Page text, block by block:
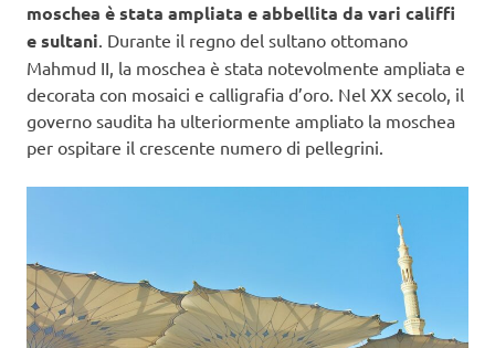
moschea è stata ampliata e abbellita da vari califfi
e sultani. Durante il regno del sultano ottomano
Mahmud II, la moschea è stata notevolmente ampliata e
decorata con mosaici e calligrafia d’oro. Nel XX secolo, il
governo saudita ha ulteriormente ampliato la moschea
per ospitare il crescente numero di pellegrini.